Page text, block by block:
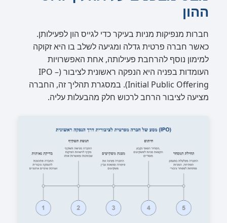
ההון
חברות מנפיקות מניות בעיקר כדי לגייס הון לפעילותן.
כאשר חברה פרטית גדלה ומגיעה לשלב בו היא זקוקה
למימון נוסף להרחבת פעילותה, אחת האפשרויות
העומדות בפניה היא הנפקה ראשונית לציבור (IPO –
Initial Public Offering). במסגרת תהליך זה, החברה
מציעה לציבור הרחב לרכוש חלק מהבעלות עליה.